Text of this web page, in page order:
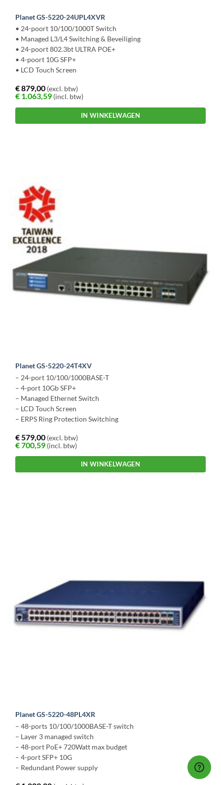
Planet GS-5220-24UPL4XVR
• 24-poort 10/100/1000T Switch
• Managed L3/L4 Switching & Beveiliging
• 24-poort 802.3bt ULTRA POE+
• 4-poort 10G SFP+
• LCD Touch Screen
€879,00 (excl. btw)
€ 1.063,59 (incl. btw)
IN WINKELWAGEN
Planet GS-5220-24T4XV
– 24-port 10/100/1000BASE-T
– 4-port 10Gb SFP+
– Managed Ethernet Switch
– LCD Touch Screen
– ERPS Ring Protection Switching
€ 579,00 (excl. btw)
€700,59 (incl. btw)
IN WINKELWAGEN
Planet GS-5220-48PL4XR
– 48-ports 10/100/1000BASE-T switch
– Layer 3 managed switch
– 48-port PoE+ 720Watt max budget
– 4-port SFP+ 10G
– Redundant Power supply